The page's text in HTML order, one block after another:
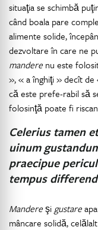
situaţia se schimbă
când boala pare
alimente solide,
dezvoltare în care ne
mandere nu este
», « a înghiţi » decît de
că este prefe-rabil să
folosinţă poate fi
Celerius tamen
uinum
praecipue
tempus
Mandereşi gustare
mâncare solidă,